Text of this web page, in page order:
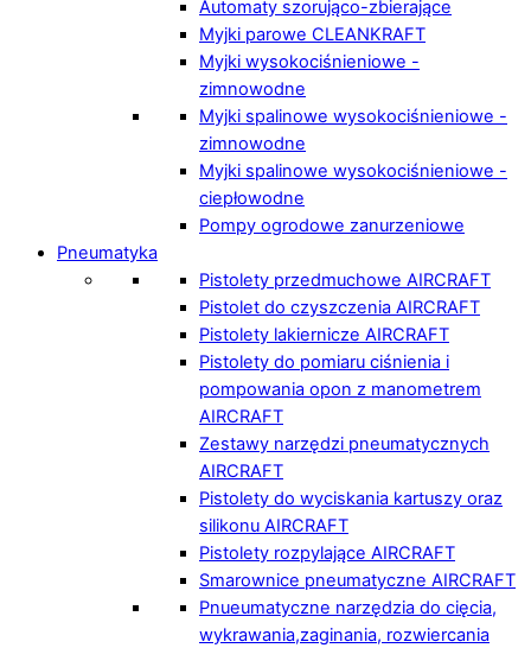
Automaty szorująco-zbierające
Myjki parowe CLEANKRAFT
Myjki wysokociśnieniowe -
zimnowodne
Myjki spalinowe wysokociśnieniowe -
zimnowodne
Myjki spalinowe wysokociśnieniowe -
ciepłowodne
Pompy ogrodowe zanurzeniowe
Pneumatyka
Pistolety przedmuchowe AIRCRAFT
Pistolet do czyszczenia AIRCRAFT
Pistolety lakiernicze AIRCRAFT
Pistolety do pomiaru ciśnienia i
pompowania opon z manometrem
AIRCRAFT
Zestawy narzędzi pneumatycznych
AIRCRAFT
Pistolety do wyciskania kartuszy oraz
silikonu AIRCRAFT
Pistolety rozpylające AIRCRAFT
Smarownice pneumatyczne AIRCRAFT
Pnueumatyczne narzędzia do cięcia,
wykrawania,zaginania, rozwiercania